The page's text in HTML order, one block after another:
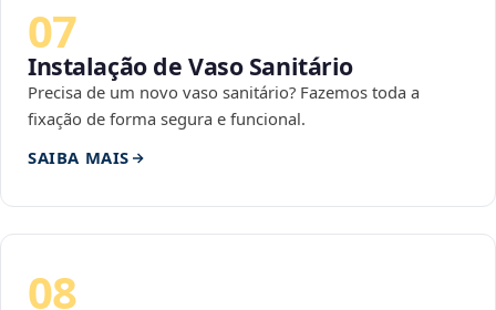
07
Instalação de Vaso Sanitário
Precisa de um novo vaso sanitário? Fazemos toda a
fixação de forma segura e funcional.
SAIBA MAIS
08